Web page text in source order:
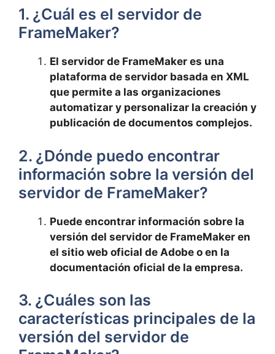
1. ¿Cuál es el servidor de
FrameMaker?
El servidor de FrameMaker es una
plataforma de servidor basada en XML
que permite a las organizaciones
automatizar y personalizar la creación y
publicación de documentos complejos.
2. ¿Dónde puedo encontrar
información sobre la versión del
servidor de FrameMaker?
Puede encontrar información sobre la
versión del servidor de FrameMaker en
el sitio web oficial de Adobe o en la
documentación oficial de la empresa.
3. ¿Cuáles son las
características principales de la
versión del servidor de